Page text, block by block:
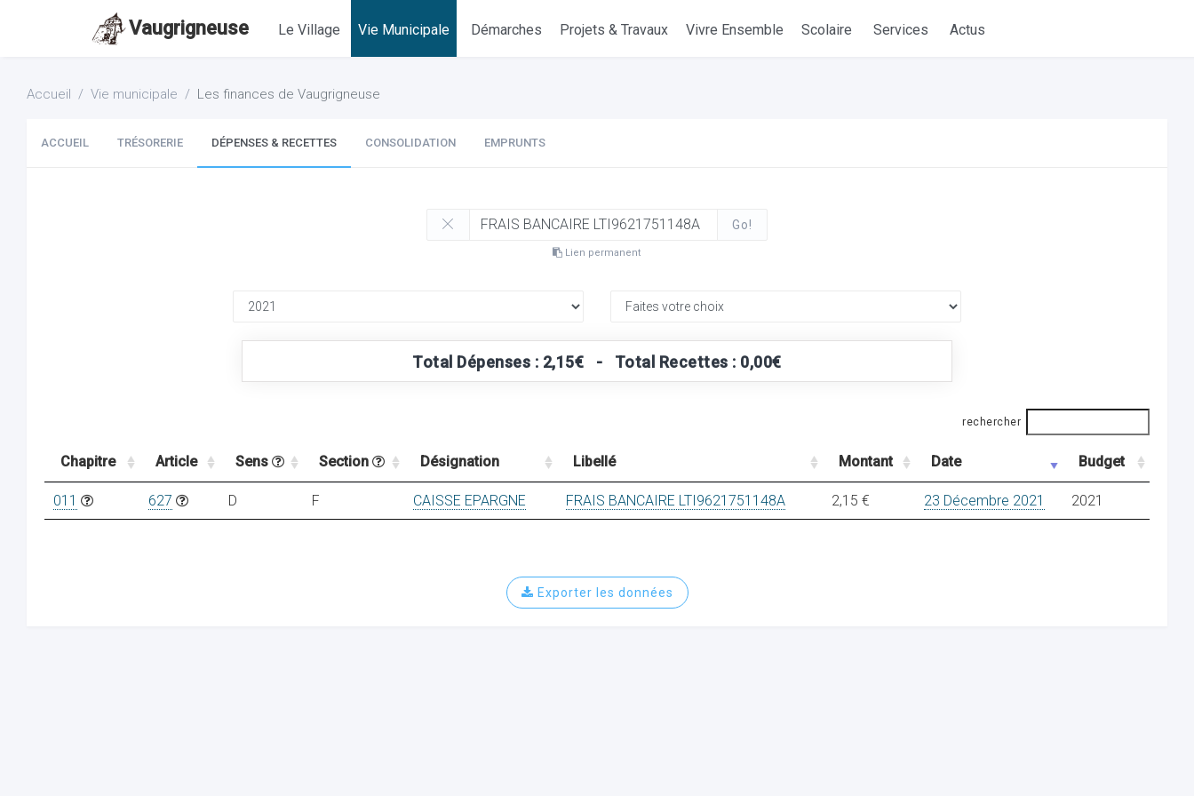
Vaugrigneuse Le Village Vie Municipale Démarches Projets & Travaux Vivre Ensemble Scolaire Services Actus
Accueil Vie municipale Les finances de Vaugrigneuse
ACCUEIL TRÉSORERIE DÉPENSES & RECETTES CONSOLIDATION EMPRUNTS
Go!
Lien permanent
Total Dépenses : 2,15€ - Total Recettes : 0,00€
rechercher
Chapitre Article Sens Section Désignation Libellé Montant Date Budget
011 627 D F CAISSE EPARGNE FRAIS BANCAIRE LTI9621751148A 2,15 € 23 Décembre 2021 2021
Exporter les données